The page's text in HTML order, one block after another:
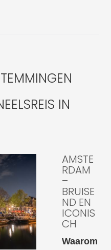
IN
AMSTE
RDAM
–
BRUISE
ND EN
ICONIS
CH
Waarom